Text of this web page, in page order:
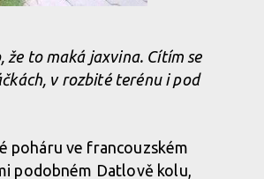
že to maká jaxvina. Cítím se
v rozbité terénu i pod
poháru ve francouzském
podobném Datlově kolu,